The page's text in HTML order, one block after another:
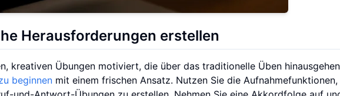
Herausforderungen erstellen
kreativen Übungen motiviert, die über das traditionelle Üben
beginnen mit einem frischen Ansatz. Nutzen Sie die Aufnahmefunktionen,